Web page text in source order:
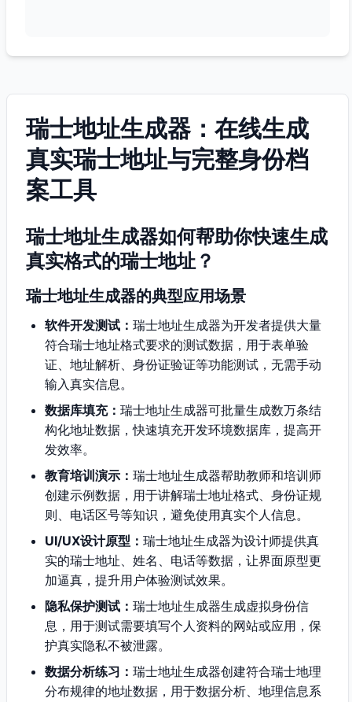
瑞士地址生成器：在线生成
真实瑞士地址与完整身份档
案工具
瑞士地址生成器如何帮助你快速生成
真实格式的瑞士地址？
瑞士地址生成器的典型应用场景
软件开发测试： 瑞士地址生成器为开发者提供大量
符合瑞士地址格式要求的测试数据，用于表单验
证、地址解析、身份证验证等功能测试，无需手动
输入真实信息。
数据库填充： 瑞士地址生成器可批量生成数万条结
构化地址数据，快速填充开发环境数据库，提高开
发效率。
教育培训演示： 瑞士地址生成器帮助教师和培训师
创建示例数据，用于讲解瑞士地址格式、身份证规
则、电话区号等知识，避免使用真实个人信息。
UI/UX设计原型： 瑞士地址生成器为设计师提供真
实的瑞士地址、姓名、电话等数据，让界面原型更
加逼真，提升用户体验测试效果。
隐私保护测试： 瑞士地址生成器生成虚拟身份信
息，用于测试需要填写个人资料的网站或应用，保
护真实隐私不被泄露。
数据分析练习： 瑞士地址生成器创建符合瑞士地理
分布规律的地址数据，用于数据分析、地理信息系